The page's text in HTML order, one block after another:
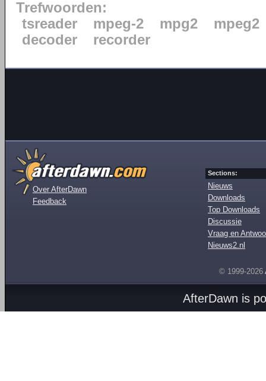
Trefwoorden:
tsreader
mpeg-2 mpg2
mpeg2
decoder
recorder
Over AfterDawn
Feedback
Sections:
Nieuws
Downloads
Top Downloads
Discussie
Vraag en
Nieuws2.nl
© 1999-2026
AfterDawn is